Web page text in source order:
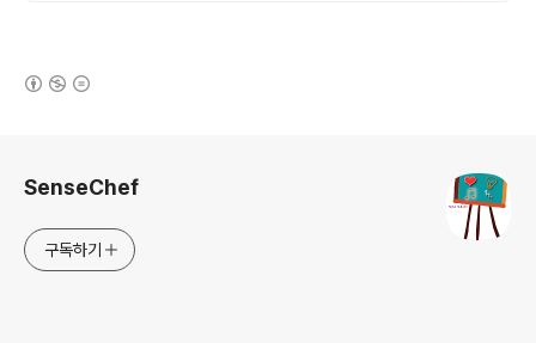
SenseChef
구독하기